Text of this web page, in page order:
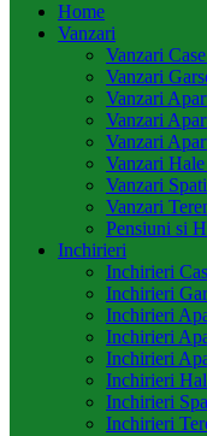
Home
Vanzari
Vanzari
Vanzari
Vanzari
Vanzari
Vanzari
Vanzari
Vanzari
Vanzari
Pensiuni si
Inchirieri
Inchirieri
Inchirieri
Inchirieri
Inchirieri
Inchirieri
Inchirieri
Inchirieri
Inchirieri